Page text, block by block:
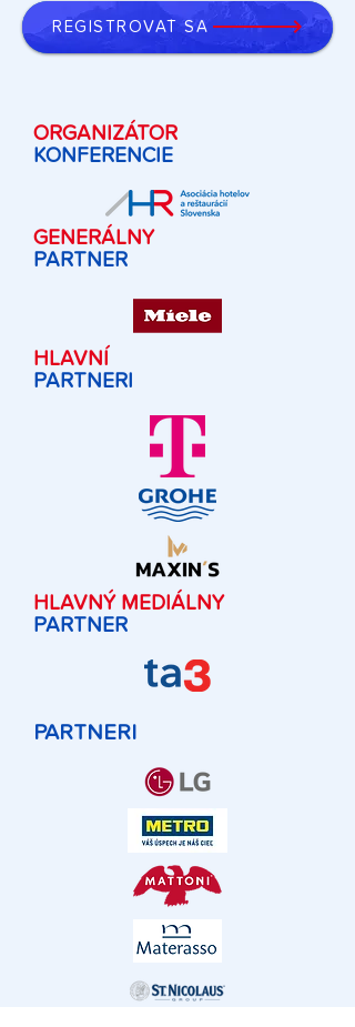
REGISTROVAŤ SA
ORGANIZÁTOR
KONFERENCIE
GENERÁLNY
PARTNER
HLAVNÍ
PARTNERI
HLAVNÝ MEDIÁLNY
PARTNER
PARTNERI